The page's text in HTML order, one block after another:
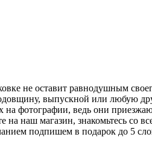
не оставит равнодушным
выпускной или любую
фотографии, ведь они
наш магазин, знакомьтесь со
подпишем в подарок до 5